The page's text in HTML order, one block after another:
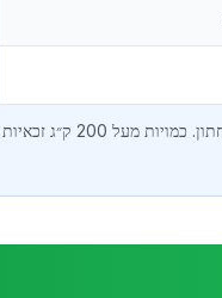
עודכן: 22 במאי 2026. מחירים ארציים ממוצעים. גוש דן וחיפה — טווח עליון; דרום, ירושלים וצפון רחוק — טווח תחתון. כמויות מעל 200 ק״ג זכאיות